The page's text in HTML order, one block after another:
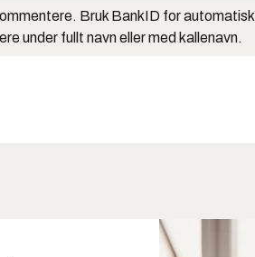
Bruk BankID for automatisk
under fullt navn eller med kallenavn.